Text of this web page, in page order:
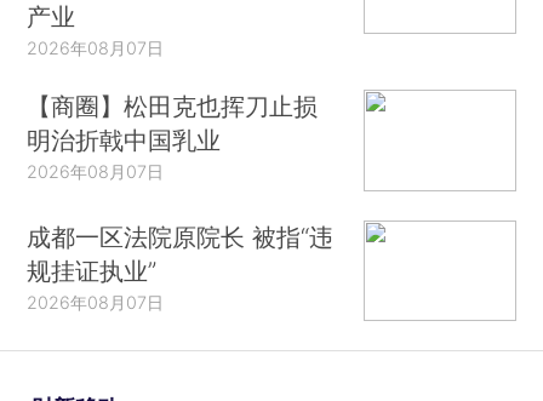
产业
2026年08月07日
【商圈】松田克也挥刀止损
明治折戟中国乳业
2026年08月07日
成都一区法院原院长 被指“违
规挂证执业”
2026年08月07日